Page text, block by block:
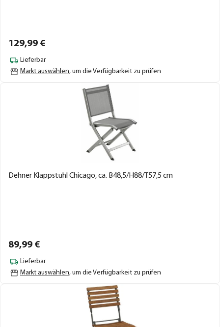
129,99 €
Lieferbar
Markt auswählen, um die Verfügbarkeit zu prüfen
Dehner Klappstuhl Chicago, ca. B48,5/H88/T57,5 cm
89,99 €
Lieferbar
Markt auswählen, um die Verfügbarkeit zu prüfen